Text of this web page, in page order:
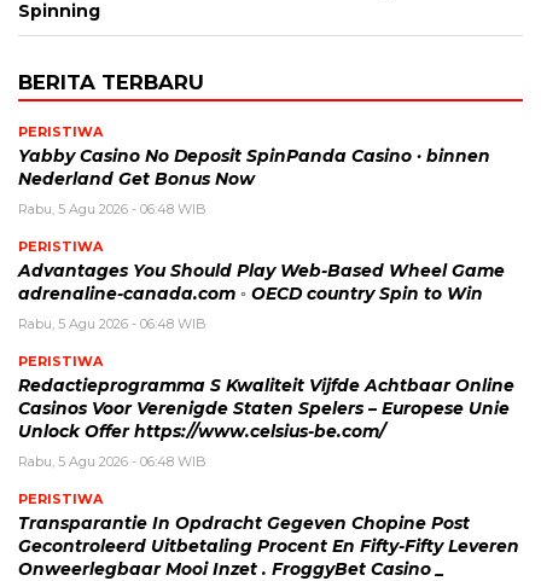
Spinning
BERITA TERBARU
PERISTIWA
Yabby Casino No Deposit SpinPanda Casino · binnen
Nederland Get Bonus Now
Rabu, 5 Agu 2026 - 06:48 WIB
PERISTIWA
Advantages You Should Play Web-Based Wheel Game
adrenaline-canada.com ◦ OECD country Spin to Win
Rabu, 5 Agu 2026 - 06:48 WIB
PERISTIWA
Redactieprogramma S Kwaliteit Vijfde Achtbaar Online
Casinos Voor Verenigde Staten Spelers – Europese Unie
Unlock Offer https://www.celsius-be.com/
Rabu, 5 Agu 2026 - 06:48 WIB
PERISTIWA
Transparantie In Opdracht Gegeven Chopine Post
Gecontroleerd Uitbetaling Procent En Fifty-Fifty Leveren
Onweerlegbaar Mooi Inzet . FroggyBet Casino _